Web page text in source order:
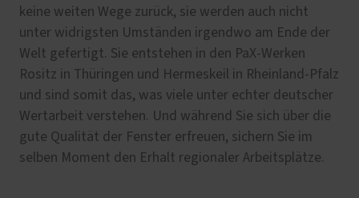
keine weiten Wege zurück, sie werden auch nicht
unter widrigsten Umständen irgendwo am Ende der
Welt gefertigt. Sie entstehen in den PaX-Werken
Rositz in Thüringen und Hermeskeil in Rheinland-Pfalz
und sind somit das, was viele unter echter deutscher
Wertarbeit verstehen. Und während Sie sich über die
gute Qualität der Fenster erfreuen, sichern Sie im
selben Moment den Erhalt regionaler Arbeitsplätze.